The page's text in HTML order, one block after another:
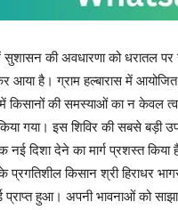
की अवधारणा को धरातल पर
आया है। ग्राम हल्बारास में
की समस्याओं का न केवल
गया। इस शिविर की सबसे बड़ी
दिशा देने का मार्ग प्रशस्त किया
के प्रगतिशील किसान श्री
प्राप्त हुआ। अपनी भावनाओं को